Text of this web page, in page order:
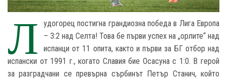
Л
удогорец постигна грандиозна победа в Лига Европа
– 3:2 над Селта! Това бе първи успех на „орлите“ над
испанци от 11 опита, както и първи за БГ отбор над
испански от 1991 г., когато Славия бие Осасуна с 1:0. В герой
за разградчани се превърна сърбинът Петър Станич, който